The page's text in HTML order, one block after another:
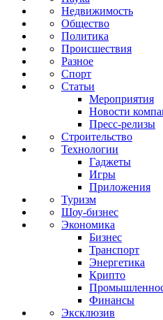
Недвижимость
Общество
Политика
Происшествия
Разное
Спорт
Статьи
Мероприятия
Новости
Пресс-релизы
Строительство
Технологии
Гаджеты
Игры
Приложения
Туризм
Шоу-бизнес
Экономика
Бизнес
Транспорт
Энергетика
Крипто
Финансы
Эксклюзив